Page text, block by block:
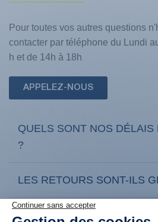
Pour toutes vos autres questions
contacter par téléphone du Lundi
h et de 14h à 18h
APPELEZ-NOUS
QUELS SONT NOS DÉLAIS
?
LES RETOURS SONT-ILS
COMMENT RETOURNER